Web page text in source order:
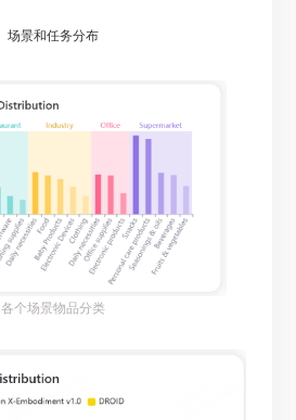
场景和任务分布
各个场景物品分类